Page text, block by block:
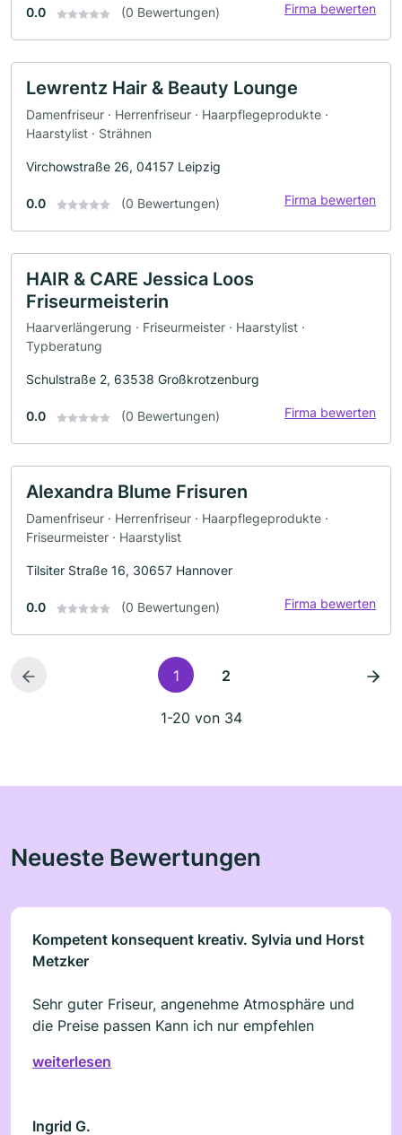
0.0 (0 Bewertungen) Firma bewerten
Lewrentz Hair & Beauty Lounge
Damenfriseur · Herrenfriseur · Haarpflegeprodukte ·
Haarstylist · Strähnen
Virchowstraße 26, 04157 Leipzig
0.0 (0 Bewertungen) Firma bewerten
HAIR & CARE Jessica Loos
Friseurmeisterin
Haarverlängerung · Friseurmeister · Haarstylist ·
Typberatung
Schulstraße 2, 63538 Großkrotzenburg
0.0 (0 Bewertungen) Firma bewerten
Alexandra Blume Frisuren
Damenfriseur · Herrenfriseur · Haarpflegeprodukte ·
Friseurmeister · Haarstylist
Tilsiter Straße 16, 30657 Hannover
0.0 (0 Bewertungen) Firma bewerten
1 2
1-20 von 34
Neueste Bewertungen
Kompetent konsequent kreativ. Sylvia und Horst
Metzker
Sehr guter Friseur, angenehme Atmosphäre und
die Preise passen Kann ich nur empfehlen
weiterlesen
Ingrid G.